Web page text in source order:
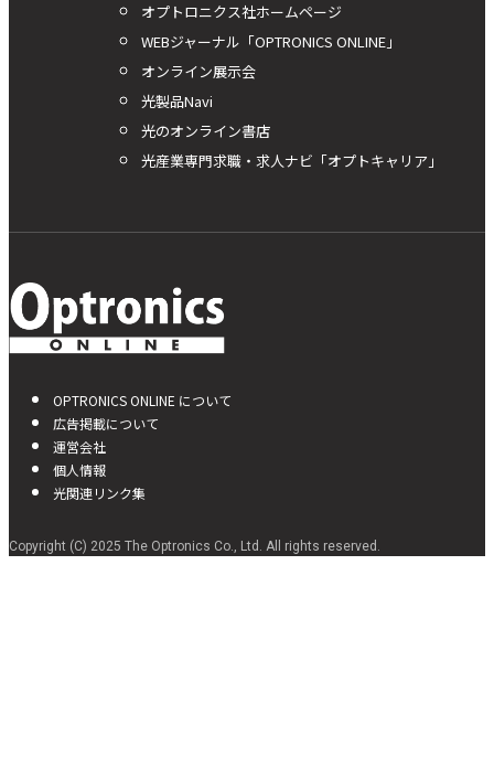
オプトロニクス社ホームページ
WEBジャーナル「OPTRONICS ONLINE」
オンライン展示会
光製品Navi
光のオンライン書店
光産業専門求職・求人ナビ「オプトキャリア」
OPTRONICS ONLINE について
広告掲載について
運営会社
個人情報
光関連リンク集
Copyright (C) 2025 The Optronics Co., Ltd. All rights reserved.